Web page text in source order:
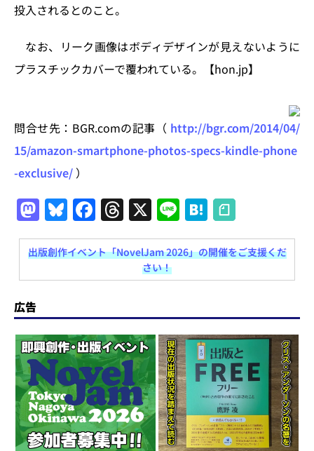
投入されるとのこと。
なお、リーク画像はボディデザインが見えないように
プラスチックカバーで覆われている。【hon.jp】
問合せ先：BGR.comの記事（ http://bgr.com/2014/04/
15/amazon-smartphone-photos-specs-kindle-phone
-exclusive/ ）
M
a
st
o
o
n
Bl
u
e
s
y
F
a
c
e
o
o
k
T
h
re
a
s
X Li
n
e
H
at
e
n
出版創作イベント「NovelJam 2026」の開催をご支援くだ
さい！
広告